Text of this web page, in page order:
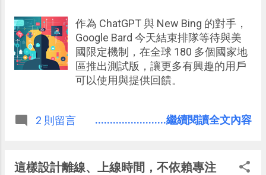
作為 ChatGPT 與 New Bing 的對手，
Google Bard 今天結束排隊等待與美
國限定機制，在全球 180 多個國家地
區推出測試版，讓更多有興趣的用戶
可以使用與提供回饋。
2 則留言 ........................繼續閱讀全文內容
這樣設計離線、上線時間，不依賴專注